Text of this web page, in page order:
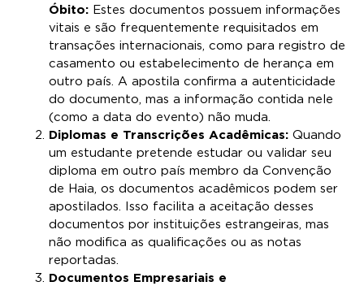
Óbito: Estes documentos possuem informações
vitais e são frequentemente requisitados em
transações internacionais, como para registro de
casamento ou estabelecimento de herança em
outro país. A apostila confirma a autenticidade
do documento, mas a informação contida nele
(como a data do evento) não muda.
Diplomas e Transcrições Acadêmicas: Quando
um estudante pretende estudar ou validar seu
diploma em outro país membro da Convenção
de Haia, os documentos acadêmicos podem ser
apostilados. Isso facilita a aceitação desses
documentos por instituições estrangeiras, mas
não modifica as qualificações ou as notas
reportadas.
Documentos Empresariais e